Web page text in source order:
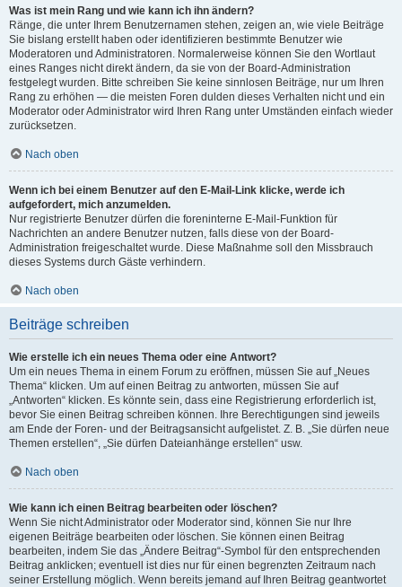
Was ist mein Rang und wie kann ich ihn ändern?
Ränge, die unter Ihrem Benutzernamen stehen, zeigen an, wie viele Beiträge
Sie bislang erstellt haben oder identifizieren bestimmte Benutzer wie
Moderatoren und Administratoren. Normalerweise können Sie den Wortlaut
eines Ranges nicht direkt ändern, da sie von der Board-Administration
festgelegt wurden. Bitte schreiben Sie keine sinnlosen Beiträge, nur um Ihren
Rang zu erhöhen — die meisten Foren dulden dieses Verhalten nicht und ein
Moderator oder Administrator wird Ihren Rang unter Umständen einfach wieder
zurücksetzen.
Nach oben
Wenn ich bei einem Benutzer auf den E-Mail-Link klicke, werde ich
aufgefordert, mich anzumelden.
Nur registrierte Benutzer dürfen die foreninterne E-Mail-Funktion für
Nachrichten an andere Benutzer nutzen, falls diese von der Board-
Administration freigeschaltet wurde. Diese Maßnahme soll den Missbrauch
dieses Systems durch Gäste verhindern.
Nach oben
Beiträge schreiben
Wie erstelle ich ein neues Thema oder eine Antwort?
Um ein neues Thema in einem Forum zu eröffnen, müssen Sie auf „Neues
Thema“ klicken. Um auf einen Beitrag zu antworten, müssen Sie auf
„Antworten“ klicken. Es könnte sein, dass eine Registrierung erforderlich ist,
bevor Sie einen Beitrag schreiben können. Ihre Berechtigungen sind jeweils
am Ende der Foren- und der Beitragsansicht aufgelistet. Z. B. „Sie dürfen neue
Themen erstellen“, „Sie dürfen Dateianhänge erstellen“ usw.
Nach oben
Wie kann ich einen Beitrag bearbeiten oder löschen?
Wenn Sie nicht Administrator oder Moderator sind, können Sie nur Ihre
eigenen Beiträge bearbeiten oder löschen. Sie können einen Beitrag
bearbeiten, indem Sie das „Ändere Beitrag“-Symbol für den entsprechenden
Beitrag anklicken; eventuell ist dies nur für einen begrenzten Zeitraum nach
seiner Erstellung möglich. Wenn bereits jemand auf Ihren Beitrag geantwortet